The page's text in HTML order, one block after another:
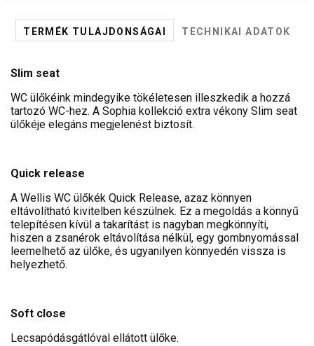
TERMÉK TULAJDONSÁGAI TECHNIKAI ADATOK
Slim seat
WC ülőkéink mindegyike tökéletesen illeszkedik a hozzá
tartozó WC-hez. A Sophia kollekció extra vékony Slim seat
ülőkéje elegáns megjelenést biztosít.
Quick release
A Wellis WC ülőkék Quick Release, azaz könnyen
eltávolítható kivitelben készülnek. Ez a megoldás a könnyű
telepítésen kívül a takarítást is nagyban megkönnyíti,
hiszen a zsanérok eltávolítása nélkül, egy gombnyomással
leemelhető az ülőke, és ugyanilyen könnyedén vissza is
helyezhető.
Soft close
Lecsapódásgátlóval ellátott ülőke.